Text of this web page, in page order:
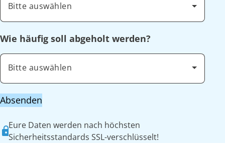
Bitte auswählen
Wie häufig soll abgeholt werden?
Bitte auswählen
Absenden
Eure Daten werden nach höchsten
Sicherheitsstandards SSL-verschlüsselt!